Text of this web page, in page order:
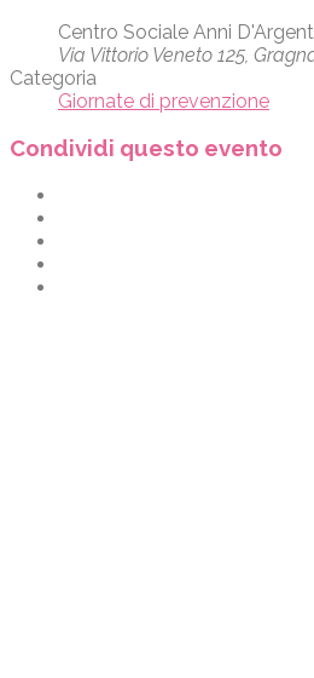
Centro Sociale Anni
Via Vittorio Veneto 125,
Categoria
Giornate di prevenzione
Condividi questo evento